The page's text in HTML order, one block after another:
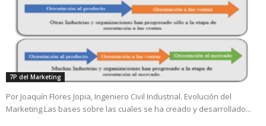
7P del Marketing
Por Joaquín Flores Jopia, Ingeniero Civil Industrial. Evolución del
Marketing.Las bases sobre las cuales se ha creado y desarrollado...